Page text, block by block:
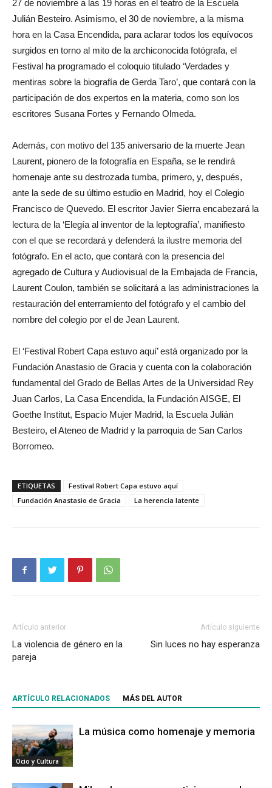
27 de noviembre a las 19 horas en el teatro de la Escuela
Julián Besteiro. Asimismo, el 30 de noviembre, a la misma
hora en la Casa Encendida, para aclarar todos los equívocos
surgidos en torno al mito de la archiconocida fotógrafa, el
Festival ha programado el coloquio titulado ‘Verdades y
mentiras sobre la biografía de Gerda Taro’, que contará con la
participación de dos expertos en la materia, como son los
escritores Susana Fortes y Fernando Olmeda.
Además, con motivo del 135 aniversario de la muerte Jean
Laurent, pionero de la fotografía en España, se le rendirá
homenaje ante su destrozada tumba, primero, y, después,
ante la sede de su último estudio en Madrid, hoy el Colegio
Francisco de Quevedo. El escritor Javier Sierra encabezará la
lectura de la ‘Elegía al inventor de la leptografía’, manifiesto
con el que se recordará y defenderá la ilustre memoria del
fotógrafo. En el acto, que contará con la presencia del
agregado de Cultura y Audiovisual de la Embajada de Francia,
Laurent Coulon, también se solicitará a las administraciones la
restauración del enterramiento del fotógrafo y el cambio del
nombre del colegio por el de Jean Laurent.
El ‘Festival Robert Capa estuvo aquí’ está organizado por la
Fundación Anastasio de Gracia y cuenta con la colaboración
fundamental del Grado de Bellas Artes de la Universidad Rey
Juan Carlos, La Casa Encendida, la Fundación AISGE, El
Goethe Institut, Espacio Mujer Madrid, la Escuela Julián
Besteiro, el Ateneo de Madrid y la parroquia de San Carlos
Borromeo.
ETIQUETAS
Festival Robert Capa estuvo aquí
Fundación Anastasio de Gracia
La herencia latente
Artículo anterior
La violencia de género en la
pareja
Artículo siguiente
Sin luces no hay esperanza
ARTÍCULO RELACIONADOS MÁS DEL AUTOR
Ocio y Cultura
La música como homenaje y memoria